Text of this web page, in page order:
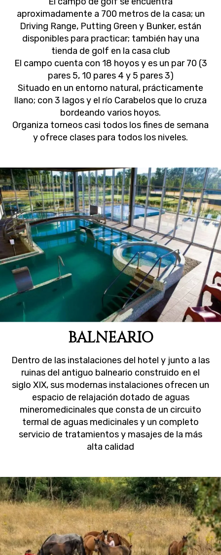
aproximadamente a 700 metros de la casa; un
Driving Range, Putting Green y Bunker, están
disponibles para practicar; también hay una
tienda de golf en la casa club
El campo cuenta con 18 hoyos y es un par 70 (3
pares 5, 10 pares 4 y 5 pares 3)
Situado en un entorno natural, prácticamente
llano; con 3 lagos y el río Carabelos que lo cruza
bordeando varios hoyos.
Organiza torneos casi todos los fines de semana
y ofrece clases para todos los niveles.
BALNEARIO
Dentro de las instalaciones del hotel y junto a las
ruinas del antiguo balneario construido en el
siglo XIX, sus modernas instalaciones ofrecen un
espacio de relajación dotado de aguas
mineromedicinales que consta de un circuito
termal de aguas medicinales y un completo
servicio de tratamientos y masajes de la más
alta calidad